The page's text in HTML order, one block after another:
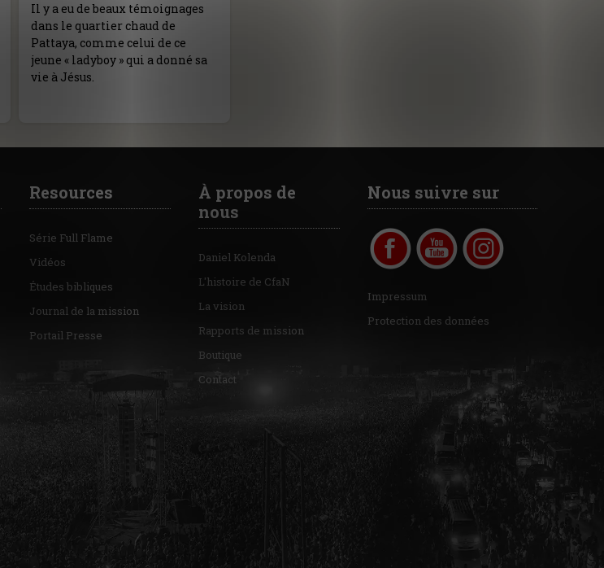
Il y a eu de beaux témoignages
dans le quartier chaud de
Pattaya, comme celui de ce
jeune « ladyboy » qui a donné sa
vie à Jésus.
Resources
Série Full Flame
Vidéos
Études bibliques
Journal de la mission
Portail Presse
À propos de
nous
Daniel Kolenda
L'histoire de CfaN
La vision
Rapports de mission
Boutique
Contact
Nous suivre sur
Impressum
Protection des données